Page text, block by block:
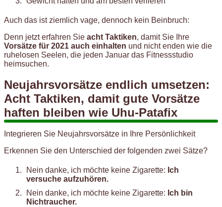
Auch das ist ziemlich vage, dennoch kein Beinbruch:
Denn jetzt erfahren Sie acht Taktiken, damit Sie Ihre
Vorsätze für 2021 auch einhalten und nicht enden wie die
ruhelosen Seelen, die jeden Januar das Fitnessstudio
heimsuchen.
Neujahrsvorsätze endlich umsetzen:
Acht Taktiken, damit gute Vorsätze
haften bleiben wie Uhu-Patafix
Integrieren Sie Neujahrsvorsätze in Ihre Persönlichkeit
Erkennen Sie den Unterschied der folgenden zwei Sätze?
Nein danke, ich möchte keine Zigarette: Ich
versuche aufzuhören.
Nein danke, ich möchte keine Zigarette: Ich bin
Nichtraucher.